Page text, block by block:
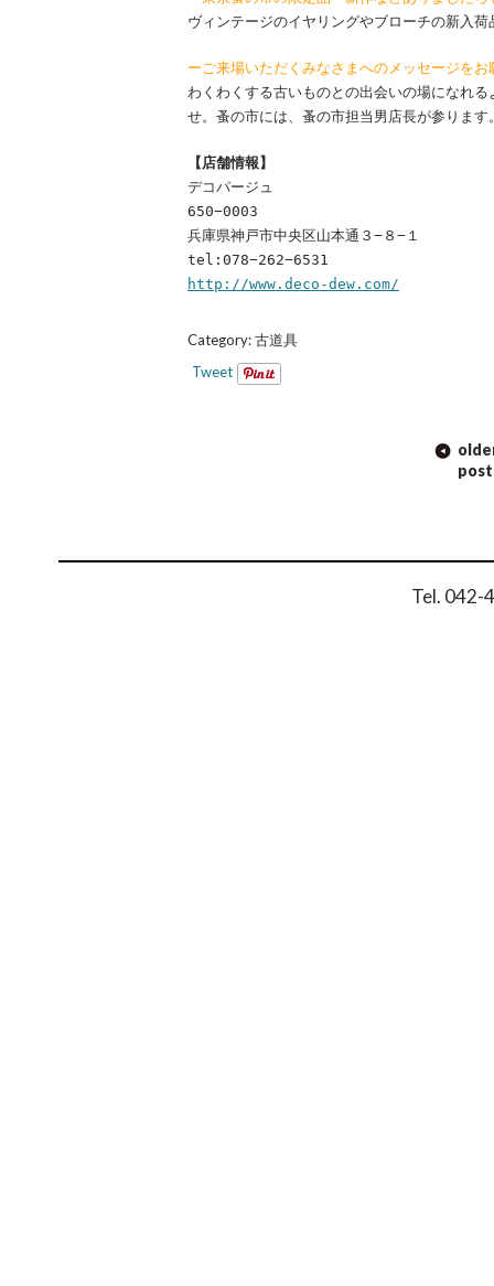
ヴィンテージのイヤリングやブローチの新入
ーご来場いただくみなさまへのメッセージをお
わくわくする古いものとの出会いの場になれ
せ。蚤の市には、蚤の市担当男店長が参ります
【店舗情報】
デコパージュ
650−0003
兵庫県神戸市中央区山本通３−８−１
tel:078−262−6531
http://www.deco-dew.com/
Category:古道具
Tweet
Tel. 042-